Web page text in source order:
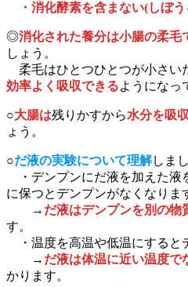
・消化酵素を含まない(しぼう
◎消化された養分は小腸の柔毛
しょう。
柔毛はひとつひとつが小さい
効率よく吸収できるようになっ
○大腸は残りかすから水分を吸収
ょう。
○だ液の実験について理解しま
・デンプンにだ液を加えた液
に保つとデンプンがなくなりま
→ だ液はデンプンを別の物
す。
・温度を高温や低温にすると
→ だ液は体温に近い温度で
かります。